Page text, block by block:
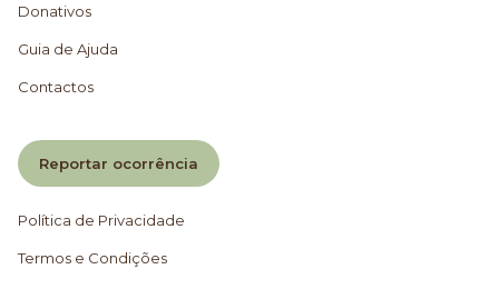
Donativos
Guia de Ajuda
Contactos
Reportar ocorrência
Política de Privacidade
Termos e Condições